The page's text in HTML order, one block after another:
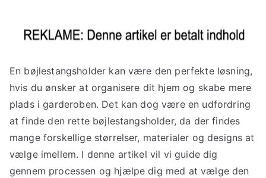
En bøjlestangsholder kan være den perfekte løsning,
hvis du ønsker at organisere dit hjem og skabe mere
plads i garderoben. Det kan dog være en udfordring
at finde den rette bøjlestangsholder, da der findes
mange forskellige størrelser, materialer og designs at
vælge imellem. I denne artikel vil vi guide dig
gennem processen og hjælpe dig med at vælge den